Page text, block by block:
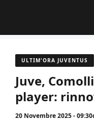
contenuto
ULTIM'ORA JUVENTUS
Juve,
player:
20 Novembre 2025 - 09:30